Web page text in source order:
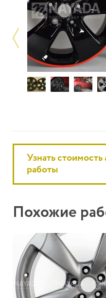
Узнать стоимость
работы
Похожие